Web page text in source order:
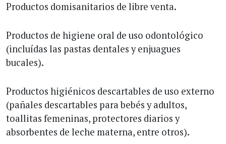
Productos domisanitarios de libre venta.
Productos de higiene oral de uso odontológico
(incluídas las pastas dentales y enjuagues
bucales).
Productos higiénicos descartables de uso externo
(pañales descartables para bebés y adultos,
toallitas femeninas, protectores diarios y
absorbentes de leche materna, entre otros).